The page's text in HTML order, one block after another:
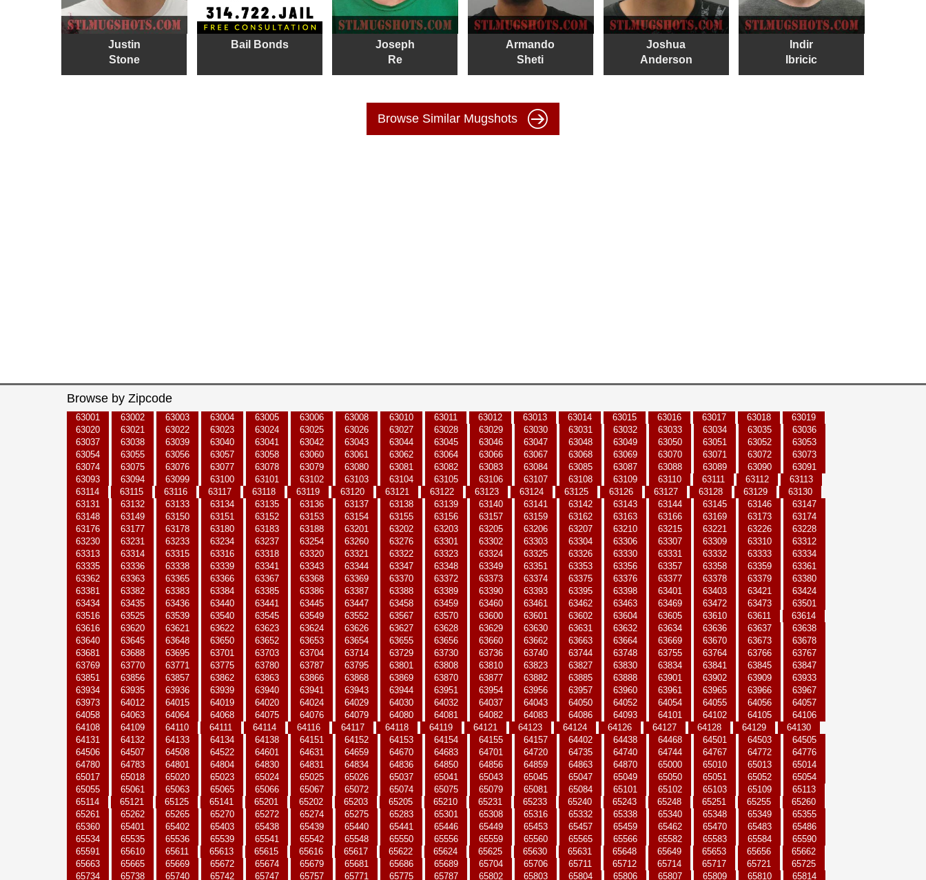
Justin
Stone
Bail Bonds
Joseph
Re
Armando
Sheti
Joshua
Anderson
Indir
Ibricic
Browse Similar Mugshots
Browse by Zipcode
63001 63002 63003 63004 63005 63006 63008 63010 63011 63012 63013 63014 63015 63016 63017 63018
63019
63020
63021 63022 63023 63024 63025 63026 63027 63028 63029 63030 63031 63032 63033 63034 63035
63036
63037
63038 63039 63040 63041 63042 63043 63044 63045 63046 63047 63048 63049 63050 63051 63052
63053
63054
63055 63056 63057 63058 63060 63061 63062 63064 63066 63067 63068 63069 63070 63071 63072
63073
63074
63075 63076 63077 63078 63079 63080 63081 63082 63083 63084 63085 63087 63088 63089 63090
63091
63093
63094 63099 63100 63101 63102 63103 63104 63105 63106 63107 63108 63109 63110 63111 63112
63113
63114
63115 63116 63117 63118 63119 63120 63121 63122 63123 63124 63125 63126 63127 63128 63129
63130
63131
63132 63133 63134 63135 63136 63137 63138 63139 63140 63141 63142 63143 63144 63145 63146
63147
63148
63149 63150 63151 63152 63153 63154 63155 63156 63157 63159 63162 63163 63166 63169 63173
63174
63176
63177 63178 63180 63183 63188 63201 63202 63203 63205 63206 63207 63210 63215 63221 63226
63228
63230
63231 63233 63234 63237 63254 63260 63276 63301 63302 63303 63304 63306 63307 63309 63310
63312
63313
63314 63315 63316 63318 63320 63321 63322 63323 63324 63325 63326 63330 63331 63332 63333
63334
63335
63336 63338 63339 63341 63343 63344 63347 63348 63349 63351 63353 63356 63357 63358 63359
63361
63362
63363 63365 63366 63367 63368 63369 63370 63372 63373 63374 63375 63376 63377 63378 63379
63380
63381
63382 63383 63384 63385 63386 63387 63388 63389 63390 63393 63395 63398 63401 63403 63421
63424
63434
63435 63436 63440 63441 63445 63447 63458 63459 63460 63461 63462 63463 63469 63472 63473
63501
63516
63525 63539 63540 63545 63549 63552 63567 63570 63600 63601 63602 63604 63605 63610 63611
63614
63616
63620 63621 63622 63623 63624 63626 63627 63628 63629 63630 63631 63632 63634 63636 63637
63638
63640
63645 63648 63650 63652 63653 63654 63655 63656 63660 63662 63663 63664 63669 63670 63673
63678
63681
63688 63695 63701 63703 63704 63714 63729 63730 63736 63740 63744 63748 63755 63764 63766
63767
63769
63770 63771 63775 63780 63787 63795 63801 63808 63810 63823 63827 63830 63834 63841 63845
63847
63851
63856 63857 63862 63863 63866 63868 63869 63870 63877 63882 63885 63888 63901 63902 63909
63933
63934
63935 63936 63939 63940 63941 63943 63944 63951 63954 63956 63957 63960 63961 63965 63966
63967
63973
64012 64015 64019 64020 64024 64029 64030 64032 64037 64043 64050 64052 64054 64055 64056
64057
64058
64063 64064 64068 64075 64076 64079 64080 64081 64082 64083 64086 64093 64101 64102 64105
64106
64108
64109 64110 64111 64114 64116 64117 64118 64119 64121 64123 64124 64126 64127 64128 64129
64130
64131
64132 64133 64134 64138 64151 64152 64153 64154 64155 64157 64402 64438 64468 64501 64503
64505
64506
64507 64508 64522 64601 64631 64659 64670 64683 64701 64720 64735 64740 64744 64767 64772
64776
64780
64783 64801 64804 64830 64831 64834 64836 64850 64856 64859 64863 64870 65000 65010 65013
65014
65017
65018 65020 65023 65024 65025 65026 65037 65041 65043 65045 65047 65049 65050 65051 65052
65054
65055
65061 65063 65065 65066 65067 65072 65074 65075 65079 65081 65084 65101 65102 65103 65109
65113
65114
65121 65125 65141 65201 65202 65203 65205 65210 65231 65233 65240 65243 65248 65251 65255
65260
65261
65262 65265 65270 65272 65274 65275 65283 65301 65308 65316 65332 65338 65340 65348 65349
65355
65360
65401 65402 65403 65438 65439 65440 65441 65446 65449 65453 65457 65459 65462 65470 65483
65486
65534
65535 65536 65539 65541 65542 65548 65550 65556 65559 65560 65565 65566 65582 65583 65584
65590
65591
65610 65611 65613 65615 65616 65617 65622 65624 65625 65630 65631 65648 65649 65653 65656
65662
65663
65665 65669 65672 65674 65679 65681 65686 65689 65704 65706 65711 65712 65714 65717 65721
65725
65734
65738 65740 65742 65747 65757 65771 65775 65787 65802 65803 65804 65806 65807 65809 65810 65814